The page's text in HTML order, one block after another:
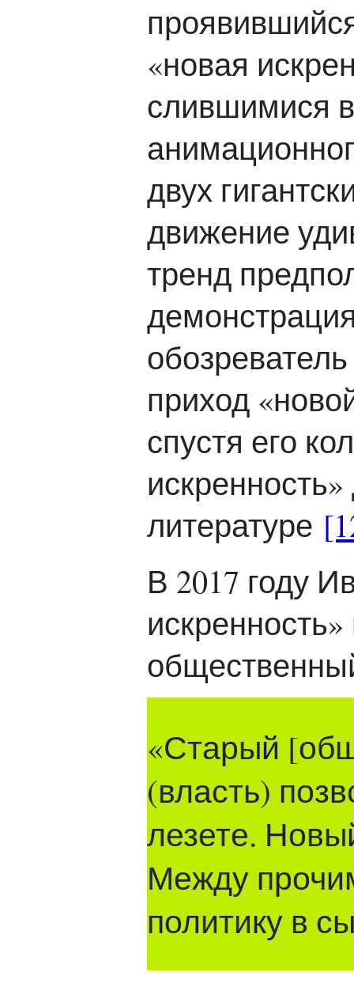
«новая
слившимися
двух
движение
тренд
приход
спустя его
литературе
В 2017 году
«Старый
(власть)
лезете.
Между
политику в